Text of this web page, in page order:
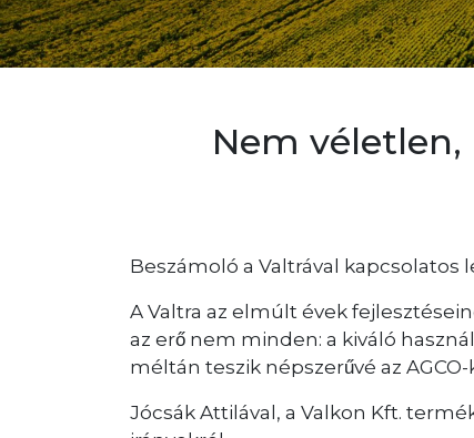
Nem
Beszámoló a Valtrával
A Valtra az elmúlt évek
az erő nem minden: a kiváló
méltán teszik népszerűvé az
Jócsák Attilával, a Valkon Kft.